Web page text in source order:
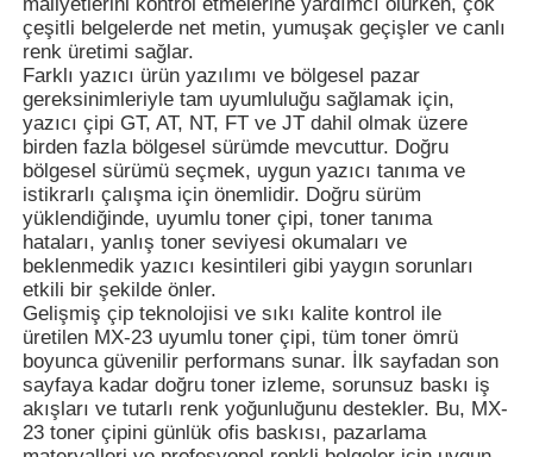
Ana sayfa
Ürünler
çeşitli belgelerde net metin, yumuşak geçişler ve canlı
renk üretimi sağlar.
Farklı yazıcı ürün yazılımı ve bölgesel pazar
gereksinimleriyle tam uyumluluğu sağlamak için,
yazıcı çipi GT, AT, NT, FT ve JT dahil olmak üzere
birden fazla bölgesel sürümde mevcuttur. Doğru
bölgesel sürümü seçmek, uygun yazıcı tanıma ve
istikrarlı çalışma için önemlidir. Doğru sürüm
yüklendiğinde, uyumlu toner çipi, toner tanıma
hataları, yanlış toner seviyesi okumaları ve
beklenmedik yazıcı kesintileri gibi yaygın sorunları
etkili bir şekilde önler.
Gelişmiş çip teknolojisi ve sıkı kalite kontrol ile
üretilen MX-23 uyumlu toner çipi, tüm toner ömrü
boyunca güvenilir performans sunar. İlk sayfadan son
sayfaya kadar doğru toner izleme, sorunsuz baskı iş
akışları ve tutarlı renk yoğunluğunu destekler. Bu, MX-
23 toner çipini günlük ofis baskısı, pazarlama